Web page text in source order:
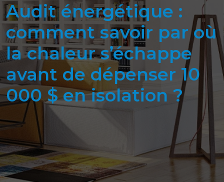
Audit énergétique :
comment savoir par où
la chaleur s’échappe
avant de dépenser 10
000 $ en isolation ?